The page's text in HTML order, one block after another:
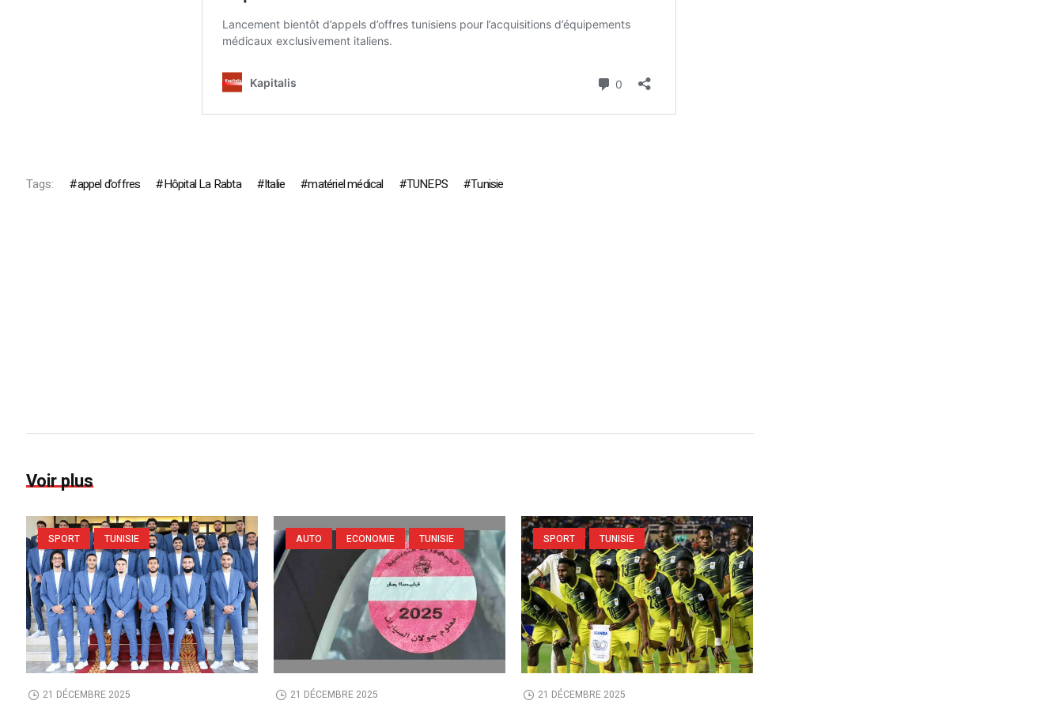
Tags: appel d’offres Hôpital La Rabta Italie matériel médical TUNEPS Tunisie
Voir plus
SPORT TUNISIE
21 DÉCEMBRE 2025
AUTO ECONOMIE TUNISIE
21 DÉCEMBRE 2025
SPORT TUNISIE
21 DÉCEMBRE 2025